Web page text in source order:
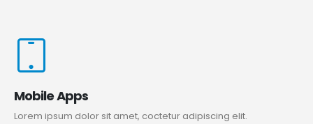
Mobile Apps
Lorem ipsum dolor sit amet, coctetur adipiscing elit.